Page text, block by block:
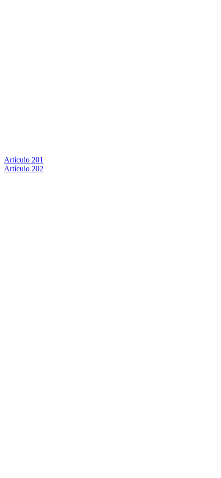
Artículo 201
Artículo 202